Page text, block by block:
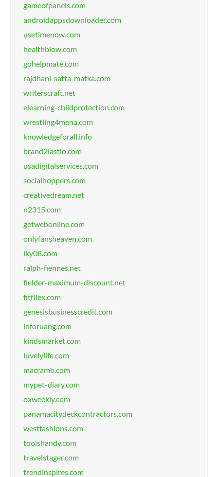
gameofpanels.com
androidappsdownloader.com
usetimenow.com
healthblow.com
gohelpmate.com
rajdhani-satta-matka.com
writerscraft.net
elearning-childprotection.com
wrestling4mena.com
knowledgeforall.info
brand2lastio.com
usadigitalservices.com
socialhoppers.com
creativedream.net
n2315.com
getwebonline.com
onlyfansheaven.com
lky08.com
ralph-fiennes.net
fielder-maximum-discount.net
fitfllex.com
genesisbusinesscredit.com
inforuang.com
kindsmarket.com
luvelylife.com
macramb.com
mypet-diary.com
oxweekly.com
panamacitydeckcontractors.com
westfashions.com
toolshandy.com
travelstager.com
trendinspires.com